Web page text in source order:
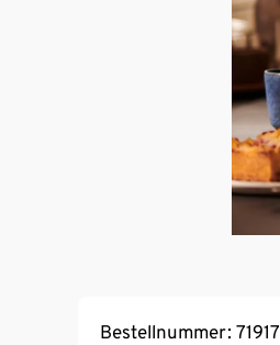
Bestellnummer: 71917